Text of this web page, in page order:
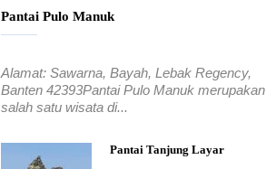
Pantai Pulo Manuk
Alamat: Sawarna, Bayah, Lebak Regency,
Banten 42393Pantai Pulo Manuk merupakan
salah satu wisata di...
Pantai Tanjung Layar